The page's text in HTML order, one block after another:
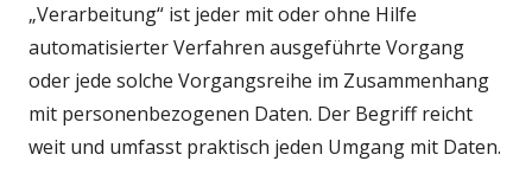
„Verarbeitung“ ist jeder mit oder ohne Hilfe
automatisierter Verfahren ausgeführte Vorgang
oder jede solche Vorgangsreihe im Zusammenhang
mit personenbezogenen Daten. Der Begriff reicht
weit und umfasst praktisch jeden Umgang mit Daten.